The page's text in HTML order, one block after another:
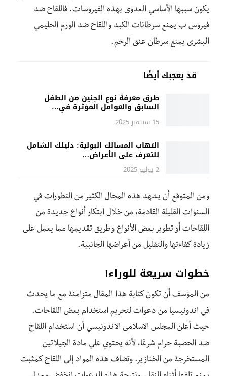
يكون سببها الأساسي العدوى بهذه الفيروسات. فاللقاح ضد
فيروس ب يمنع سرطانات الكبد واللقاح ضد الورم الحليمي
البشرى يمنع سرطان عنق الرحم.
قد يعجبك أيضًا
طرق معرفة نوع الجنين من الطفل
السابق والعوامل المؤثرة في…
15 سبتمبر 2025
التهاب المسالك البولية: دليلك الشامل
للتعرف على الأعراض…
2 يوليو 2025
ومن المتوقع أن يشهد هذه المجال الكثير من التطورات في
السنوات القليلة القادمة، من خلال ابتكار أنواع جديدة من
اللقاحات أو تطوير بعض الأنواع وطريق تقديمها مما يعمل على
زيادة كفاءتها والتقليل من أعراضها الجانبية.
خطوات سريعة للوراء!
من المؤسف أن تكون كتابة هذا المقال متزامنة مع ما يحدث
في اندونيسيا من دعوات لتحريم استخدام بعض اللقاحات.
حيث أعلن المجلس الاسلامى الاندونيسي أن استخدام اللقاح
ضد الحصبة حرام شرعًا، لأنه يحتوي علي مادة الجيلاتين
المستخرجة من الخنازير. وتضاف هذه المواد إلى اللقاح كمثبت